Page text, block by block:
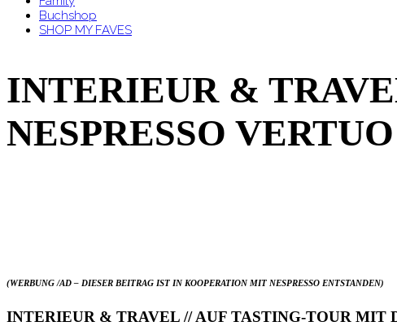
Buchshop
SHOP MY FAVES
INTERIEUR &
NESPRESSO
(WERBUNG /AD – DIESER BEITRAG IST IN KOOPERATION MIT NESPRESSO ENTSTANDEN)
INTERIEUR & TRAVEL // AUF TASTING-TOUR MIT